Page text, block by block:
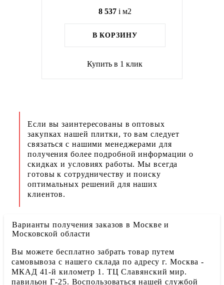
8 537 i м2
В КОРЗИНУ
Купить в 1 клик
Если вы заинтересованы в оптовых
закупках нашей плитки, то вам следует
связаться с нашими менеджерами для
получения более подробной информации о
скидках и условиях работы. Мы всегда
готовы к сотрудничеству и поиску
оптимальных решений для наших
клиентов.
Варианты получения заказов в Москве и
Московской области
Вы можете бесплатно забрать товар путем
самовывоза с нашего склада по адресу г. Москва -
МКАД 41-й километр 1. ТЦ Славянский мир.
павильон Г-25. Воспользоваться нашей службой